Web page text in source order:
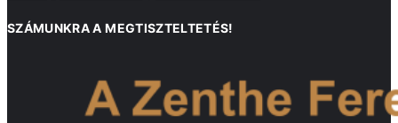
SZÁMUNKRA A MEGTISZTELTETÉS!